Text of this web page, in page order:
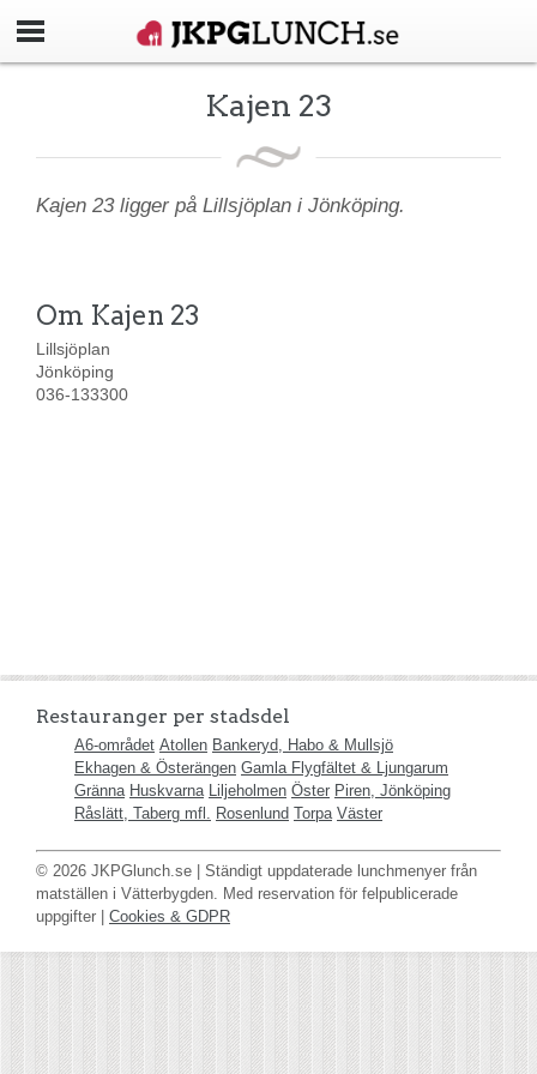
Kajen 23
Kajen 23 ligger på Lillsjöplan i Jönköping.
Om Kajen 23
Lillsjöplan
Jönköping
036-133300
Restauranger per stadsdel
A6-området Atollen Bankeryd, Habo & Mullsjö
Ekhagen & Österängen Gamla Flygfältet & Ljungarum
Gränna Huskvarna Liljeholmen Öster Piren, Jönköping
Råslätt, Taberg mfl. Rosenlund Torpa Väster
© 2026 JKPGlunch.se | Ständigt uppdaterade lunchmenyer från
matställen i Vätterbygden. Med reservation för felpublicerade
uppgifter | Cookies & GDPR